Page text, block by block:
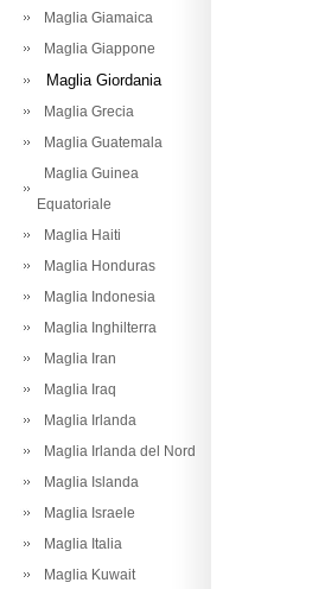
Maglia Giamaica
Maglia Giappone
Maglia Giordania
Maglia Grecia
Maglia Guatemala
Maglia Guinea
Equatoriale
Maglia Haiti
Maglia Honduras
Maglia Indonesia
Maglia Inghilterra
Maglia Iran
Maglia Iraq
Maglia Irlanda
Maglia Irlanda del Nord
Maglia Islanda
Maglia Israele
Maglia Italia
Maglia Kuwait